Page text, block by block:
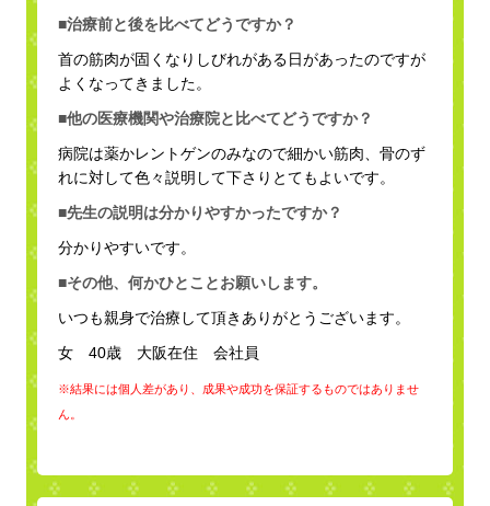
■治療前と後を比べてどうですか？
首の筋肉が固くなりしびれがある日があったのですが
よくなってきました。
■他の医療機関や治療院と比べてどうですか？
病院は薬かレントゲンのみなので細かい筋肉、骨のず
れに対して色々説明して下さりとてもよいです。
■先生の説明は分かりやすかったですか？
分かりやすいです。
■その他、何かひとことお願いします。
いつも親身で治療して頂きありがとうございます。
女 40歳 大阪在住 会社員
※結果には個人差があり、成果や成功を保証するものではありませ
ん。